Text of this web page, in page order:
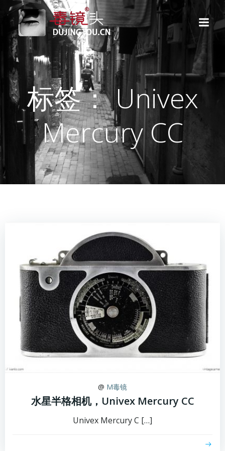
转
到
内
容
标签： Univex
Mercury CC
@ M毒镜
水星半格相机，Univex Mercury CC
Univex Mercury C […]